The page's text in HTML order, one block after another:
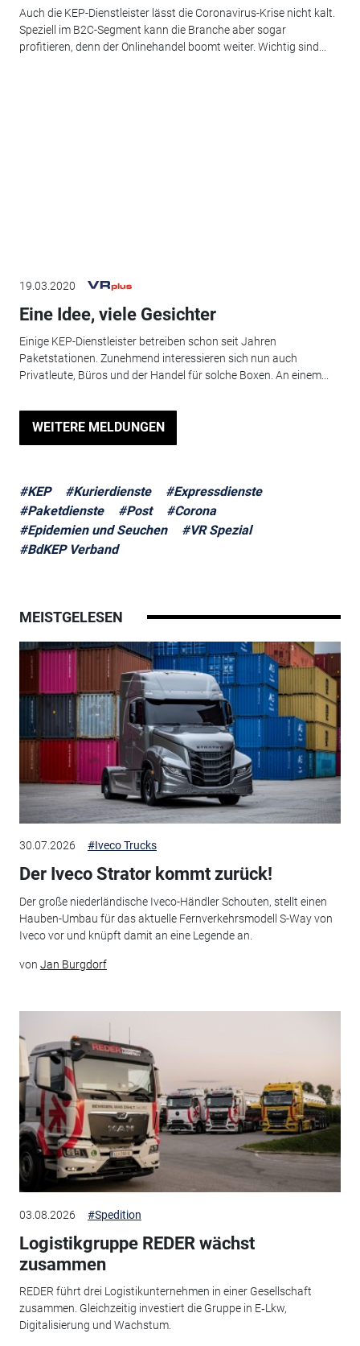
Auch die KEP-Dienstleister lässt die Coronavirus-Krise nicht kalt.
Speziell im B2C-Segment kann die Branche aber sogar
profitieren, denn der Onlinehandel boomt weiter. Wichtig sind...
19.03.2020
Eine Idee, viele Gesichter
Einige KEP-Dienstleister betreiben schon seit Jahren
Paketstationen. Zunehmend interessieren sich nun auch
Privatleute, Büros und der Handel für solche Boxen. An einem...
WEITERE MELDUNGEN
#KEP #Kurierdienste
#Expressdienste
#Paketdienste
#Post
#Corona
#Epidemien und Seuchen
#VR Spezial
#BdKEP Verband
MEISTGELESEN
30.07.2026 #Iveco Trucks
Der Iveco Strator kommt zurück!
Der große niederländische Iveco-Händler Schouten, stellt einen
Hauben-Umbau für das aktuelle Fernverkehrsmodell S-Way von
Iveco vor und knüpft damit an eine Legende an.
von Jan Burgdorf
03.08.2026 #Spedition
Logistikgruppe REDER wächst
zusammen
REDER führt drei Logistikunternehmen in einer Gesellschaft
zusammen. Gleichzeitig investiert die Gruppe in E‑Lkw,
Digitalisierung und Wachstum.